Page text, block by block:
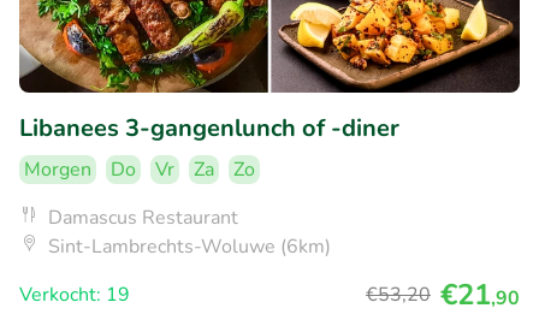
Libanees 3-gangenlunch of -diner
Morgen Do Vr Za
Zo
Damascus Restaurant
Sint-Lambrechts-Woluwe (6km)
Verkocht: 19
€53,20 €21,90